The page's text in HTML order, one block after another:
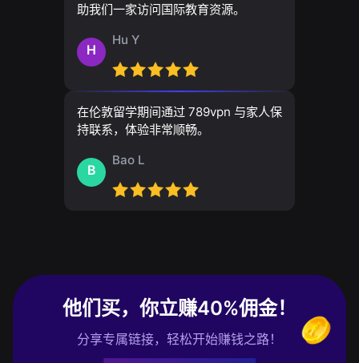
助我们一家访问国际教育资源。
H
Hu Y
在伦敦留学期间通过 789vpn 与家人保
持联系，体验非常顺畅。
B
Bao L
他们买，你立赚40%佣金！
分享专属链接，轻松开始赚钱之路！